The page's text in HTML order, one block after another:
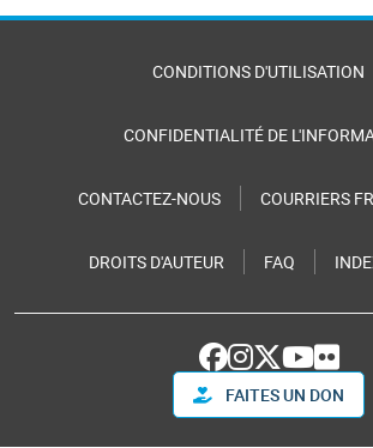
CONDITIONS D'UTILISATION
CONFIDENTIALITÉ DE
CONTACTEZ-NOUS COURRIERS
DROITS D'AUTEUR FAQ
FAITES UN DON